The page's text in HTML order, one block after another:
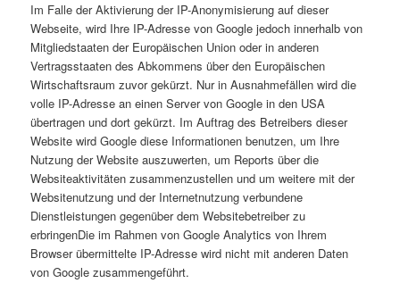
Im Falle der Aktivierung der IP-Anonymisierung auf dieser
Webseite, wird Ihre IP-Adresse von Google jedoch innerhalb von
Mitgliedstaaten der Europäischen Union oder in anderen
Vertragsstaaten des Abkommens über den Europäischen
Wirtschaftsraum zuvor gekürzt. Nur in Ausnahmefällen wird die
volle IP-Adresse an einen Server von Google in den USA
übertragen und dort gekürzt. Im Auftrag des Betreibers dieser
Website wird Google diese Informationen benutzen, um Ihre
Nutzung der Website auszuwerten, um Reports über die
Websiteaktivitäten zusammenzustellen und um weitere mit der
Websitenutzung und der Internetnutzung verbundene
Dienstleistungen gegenüber dem Websitebetreiber zu
erbringenDie im Rahmen von Google Analytics von Ihrem
Browser übermittelte IP-Adresse wird nicht mit anderen Daten
von Google zusammengeführt.